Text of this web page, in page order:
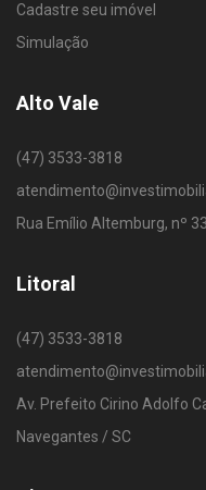
Cadastre seu imóvel
Simulação
Alto Vale
(47) 3533-3818
Rua Emílio Altemburg, nº
Litoral
(47) 3533-3818
Av. Prefeito Cirino Adolfo
Navegantes / SC